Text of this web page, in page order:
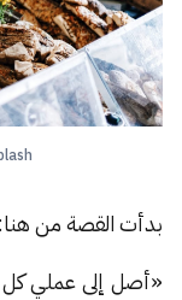
بدأت القصة من هنا:
«أصل إلى عملي كل